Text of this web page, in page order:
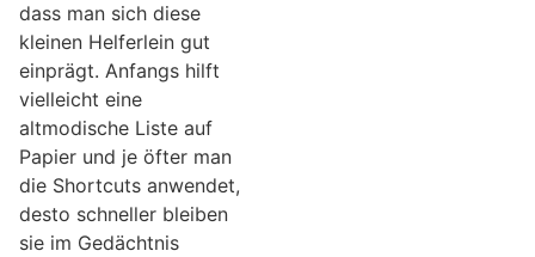
dass man sich diese
kleinen Helferlein gut
einprägt. Anfangs hilft
vielleicht eine
altmodische Liste auf
Papier und je öfter man
die Shortcuts anwendet,
desto schneller bleiben
sie im Gedächtnis